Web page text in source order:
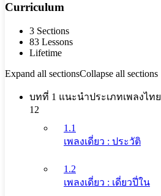
Curriculum
3 Sections
83 Lessons
Lifetime
Expand all sectionsCollapse all sections
บทที่ 1 แนะนำประเภทเพลงไทย
12
1.1
เพลงเดี่ยว : ประวัติ
1.2
เพลงเดี่ยว : เดี่ยวปี่ใน